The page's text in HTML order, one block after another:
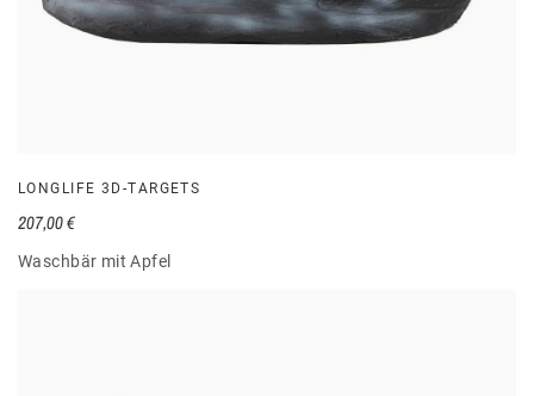
LONGLIFE 3D-TARGETS
Waschbär mit Apfel
207,00 €